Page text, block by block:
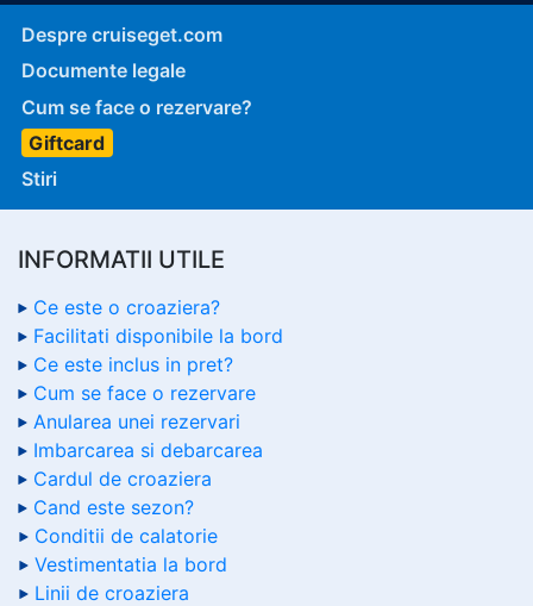
Despre cruiseget.com
Documente legale
Cum se face o rezervare?
Giftcard
Stiri
INFORMATII UTILE
Ce este o croaziera?
Facilitati disponibile la bord
Ce este inclus in pret?
Cum se face o rezervare
Anularea unei rezervari
Imbarcarea si debarcarea
Cardul de croaziera
Cand este sezon?
Conditii de calatorie
Vestimentatia la bord
Linii de croaziera